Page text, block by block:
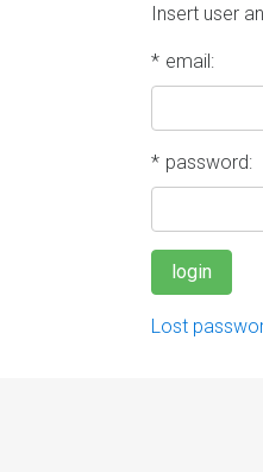
Insert user
email:
password:
Lost